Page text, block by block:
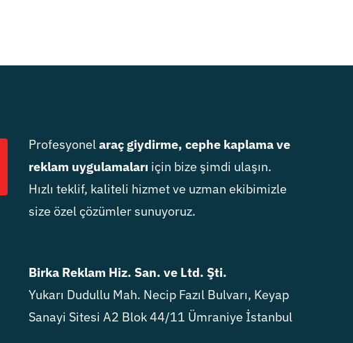
Profesyonelaraç giydirme, cephe kaplama ve
reklam uygulamaları için bize şimdi ulaşın.
Hızlı teklif, kaliteli hizmet ve uzman ekibimizle
size özel çözümler sunuyoruz.
Birka Reklam Hiz. San. ve Ltd. Şti.
Yukarı Dudullu Mah. Necip Fazıl Bulvarı, Keyap
Sanayi Sitesi A2 Blok 44/11 Ümraniye İstanbul